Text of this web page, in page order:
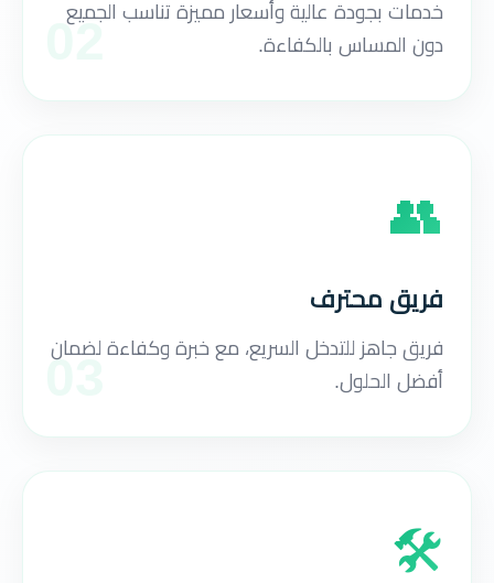
خدمات بجودة عالية وأسعار مميزة تناسب الجميع
دون المساس بالكفاءة.
02
👥
فريق محترف
فريق جاهز للتدخل السريع، مع خبرة وكفاءة لضمان
أفضل الحلول.
03
🛠️